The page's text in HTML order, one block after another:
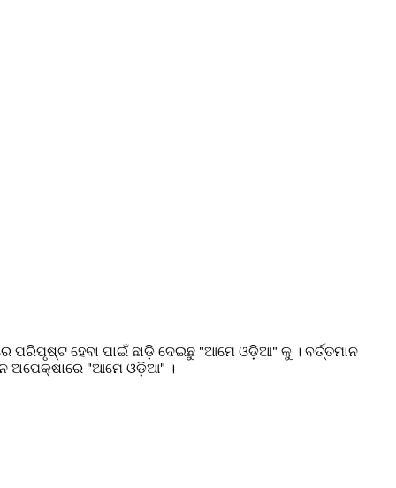
ହେବା ପାଇଁ ଛାଡ଼ି ଦେଇଛୁ "ଆମେ ଓଡ଼ିଆ" କୁ । ବର୍ତ୍ତମାନ
ଅପେକ୍ଷାରେ "ଆମେ ଓଡ଼ିଆ" ।